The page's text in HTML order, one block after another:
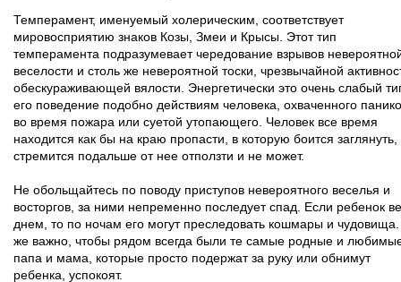
Темперамент, именуемый холерическим, соответствует
мировосприятию знаков Козы, Змеи и Крысы. Этот тип
темперамента подразумевает чередование взрывов
веселости и столь же невероятной тоски, чрезвычайной
обескураживающей вялости. Энергетически это очень слабый
его поведение подобно действиям человека, охваченного
во время пожара или суетой утопающего. Человек все время
находится как бы на краю пропасти, в которую боится заглянуть,
стремится подальше от нее отползти и не может.
Не обольщайтесь по поводу приступов невероятного веселья и
восторгов, за ними непременно последует спад. Если ребенок
днем, то по ночам его могут преследовать кошмары и чудовища.
же важно, чтобы рядом всегда были те самые родные и
папа и мама, которые просто подержат за руку или обнимут
ребенка, успокоят.